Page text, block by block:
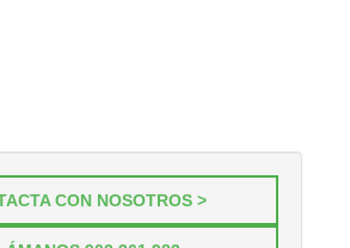
CON NOSOTROS >